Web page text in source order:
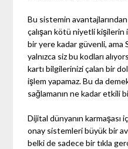
Bu sistemin
çalışan kötü niyetli kişilerin
bir yere kadar güvenli, ama
yalnızca siz bu kodları
kartı bilgilerinizi çalan bir
işlem yapamaz. Bu da
sağlamanın ne kadar etkili
Dijital dünyanın karmaşası
onay sistemleri büyük bir
belki de sadece bir tıkla